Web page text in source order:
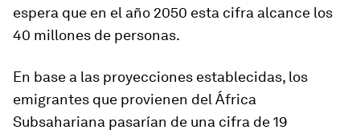
espera que en el año 2050 esta cifra alcance los
40 millones de personas.
En base a las proyecciones establecidas, los
emigrantes que provienen del África
Subsahariana pasarían de una cifra de 19